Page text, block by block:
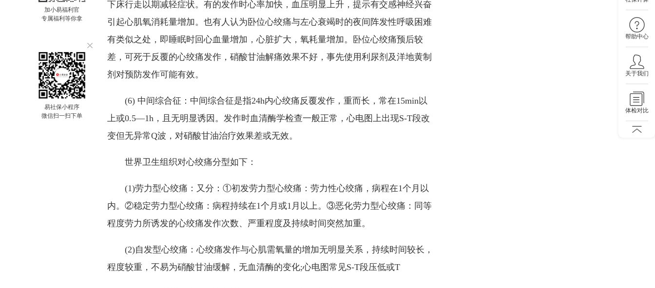
帮助中心
关于我们
体检对比
加小易福利官
专属福利等你拿
易社保小程序
微信扫一扫下单
下床行走以期减轻症状。有的发作时心率加快，血压明显上升，提示有交感神经兴奋
引起心肌氧消耗量增加。也有人认为卧位心绞痛与左心衰竭时的夜间阵发性呼吸困难
有类似之处，即睡眠时回心血量增加，心脏扩大，氧耗量增加。卧位心绞痛预后较
差，可死于反覆的心绞痛发作，硝酸甘油解痛效果不好，事先使用利尿剂及洋地黄制
剂对预防发作可能有效。
(6) 中间综合征：中间综合征是指24h内心绞痛反覆发作，重而长，常在15min以
上或0.5—1h，且无明显诱因。发作时血清酶学检查一般正常，心电图上出现S-T段改
变但无异常Q波，对硝酸甘油治疗效果差或无效。
世界卫生组织对心绞痛分型如下：
(1)劳力型心绞痛：又分：①初发劳力型心绞痛：劳力性心绞痛，病程在1个月以
内。②稳定劳力型心绞痛：病程持续在1个月或1月以上。③恶化劳力型心绞痛：同等
程度劳力所诱发的心绞痛发作次数、严重程度及持续时间突然加重。
(2)自发型心绞痛：心绞痛发作与心肌需氧量的增加无明显关系，持续时间较长，
程度较重，不易为硝酸甘油缓解，无血清酶的变化;心电图常见S-T段压低或T